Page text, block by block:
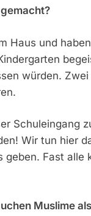
Haus und
würden.
Schuleingang
Wir tun hier
Fast alle
Muslime als